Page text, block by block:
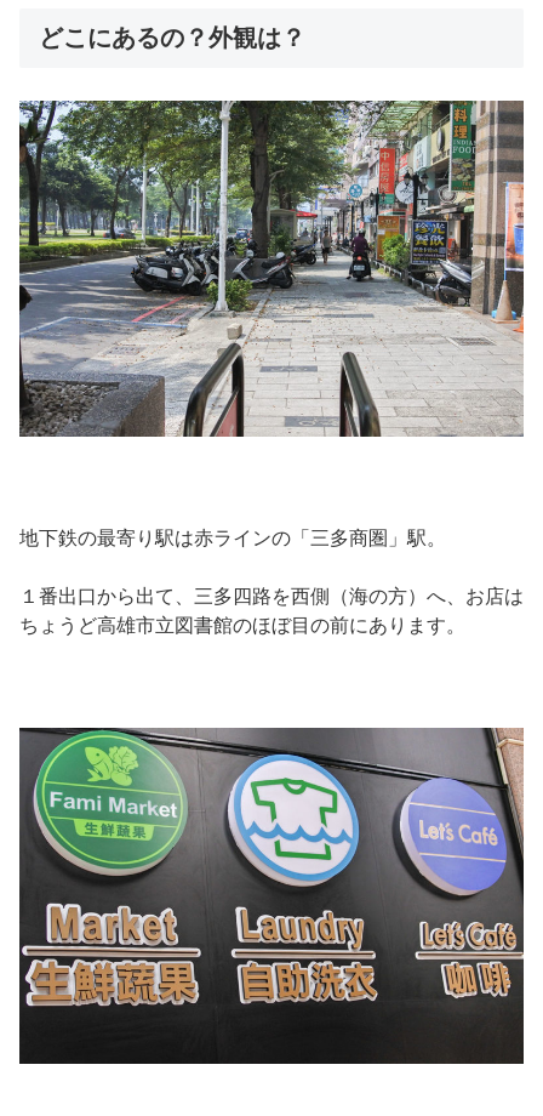
どこにあるの？外観は？
地下鉄の最寄り駅は赤ラインの「三多商圏」駅。
１番出口から出て、三多四路を西側（海の方）へ、お店は
ちょうど高雄市立図書館のほぼ目の前にあります。